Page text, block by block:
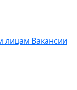
лицам Вакансии